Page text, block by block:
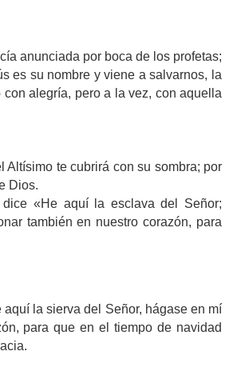
anunciada por boca de los profetas;
es su nombre y viene a salvarnos, la
alegría, pero a la vez, con aquella
te cubrirá con su sombra; por
Dios.
«He aquí la esclava del Señor;
también en nuestro corazón, para
la sierva del Señor, hágase en mí
para que en el tiempo de navidad